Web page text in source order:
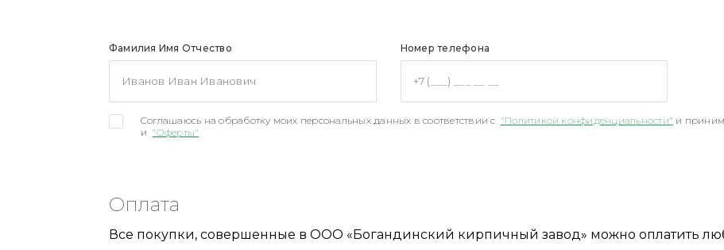
Фамилия Имя Отчество Номер телефона
Соглашаюсь на обработку моих персональных данных в соответствии с "Политикой конфиденциальности" и
и "Оферты"
Оплата
Все покупки, совершенные в ООО «Богандинский кирпичный завод» можно оплатить